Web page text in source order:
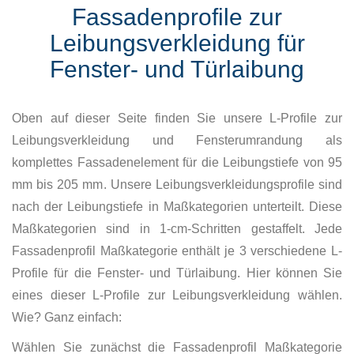
Fassadenprofile zur
Leibungsverkleidung für
Fenster- und Türlaibung
Oben auf dieser Seite finden Sie unsere L-Profile zur
Leibungsverkleidung und Fensterumrandung als
komplettes Fassadenelement für die Leibungstiefe von 95
mm bis 205 mm. Unsere Leibungsverkleidungsprofile sind
nach der Leibungstiefe in Maßkategorien unterteilt. Diese
Maßkategorien sind in 1-cm-Schritten gestaffelt. Jede
Fassadenprofil Maßkategorie enthält je 3 verschiedene L-
Profile für die Fenster- und Türlaibung. Hier können Sie
eines dieser L-Profile zur Leibungsverkleidung wählen.
Wie? Ganz einfach:
Wählen Sie zunächst die Fassadenprofil Maßkategorie